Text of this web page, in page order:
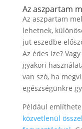
Az aszpartam
Az aszpartam
lehetnek,
jut eszedbe
Az édes íze?
gyakori
van szó, ha
egészségünkre
Például
közvetlenül